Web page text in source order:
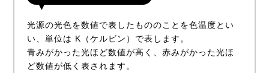
光源の光色を数値で表したもののことを色温度とい
い、単位は K（ケルビン）で表します。
青みがかった光ほど数値が高く、赤みがかった光ほ
ど数値が低く表されます。